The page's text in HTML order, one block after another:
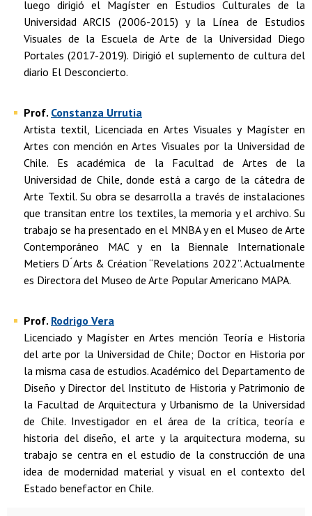
luego dirigió el Magíster en Estudios Culturales de la
Universidad ARCIS (2006-2015) y la Línea de Estudios
Visuales de la Escuela de Arte de la Universidad Diego
Portales (2017-2019). Dirigió el suplemento de cultura del
diario El Desconcierto.
Prof. Constanza Urrutia
Artista textil, Licenciada en Artes Visuales y Magíster en
Artes con mención en Artes Visuales por la Universidad de
Chile. Es académica de la Facultad de Artes de la
Universidad de Chile, donde está a cargo de la cátedra de
Arte Textil. Su obra se desarrolla a través de instalaciones
que transitan entre los textiles, la memoria y el archivo. Su
trabajo se ha presentado en el MNBA y en el Museo de Arte
Contemporáneo MAC y en la Biennale Internationale
Metiers D ́Arts & Création “Revelations 2022”. Actualmente
es Directora del Museo de Arte Popular Americano MAPA.
Prof. Rodrigo Vera
Licenciado y Magíster en Artes mención Teoría e Historia
del arte por la Universidad de Chile; Doctor en Historia por
la misma casa de estudios. Académico del Departamento de
Diseño y Director del Instituto de Historia y Patrimonio de
la Facultad de Arquitectura y Urbanismo de la Universidad
de Chile. Investigador en el área de la crítica, teoría e
historia del diseño, el arte y la arquitectura moderna, su
trabajo se centra en el estudio de la construcción de una
idea de modernidad material y visual en el contexto del
Estado benefactor en Chile.